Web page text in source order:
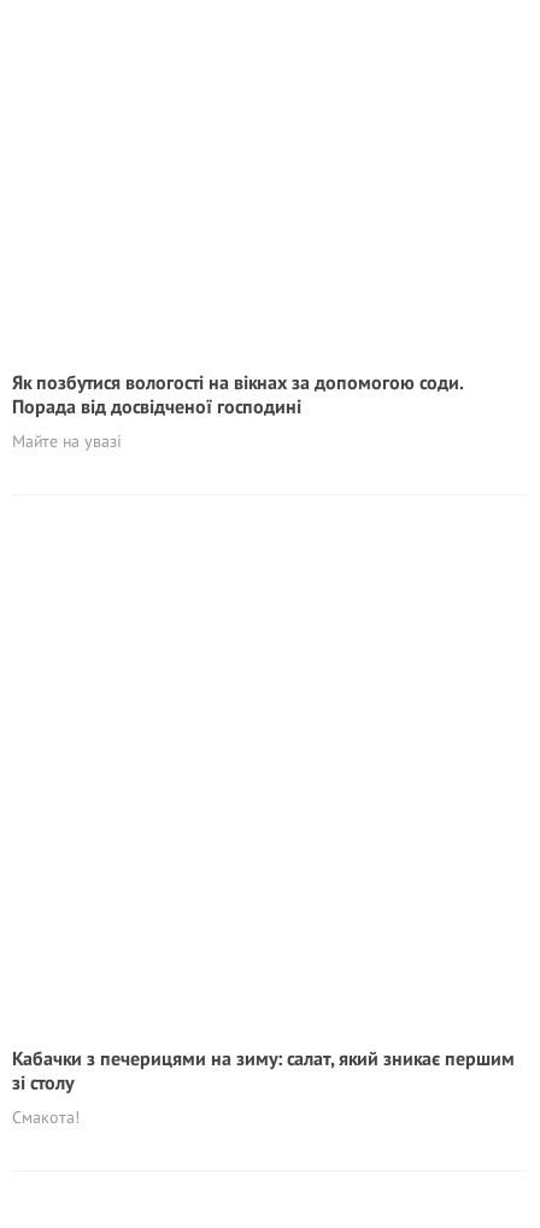
Як позбутися вологості на вікнах за допомогою соди.
Порада від досвідченої господині
Майте на увазі
Кабачки з печерицями на зиму: салат, який зникає першим
зі столу
Смакота!